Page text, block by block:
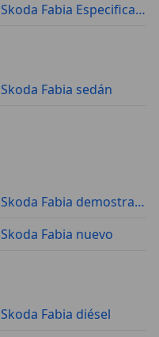
Skoda Fabia Especificaciones técnicas
Skoda Fabia sedán
Skoda Fabia demostración
Skoda Fabia nuevo
Skoda Fabia diésel